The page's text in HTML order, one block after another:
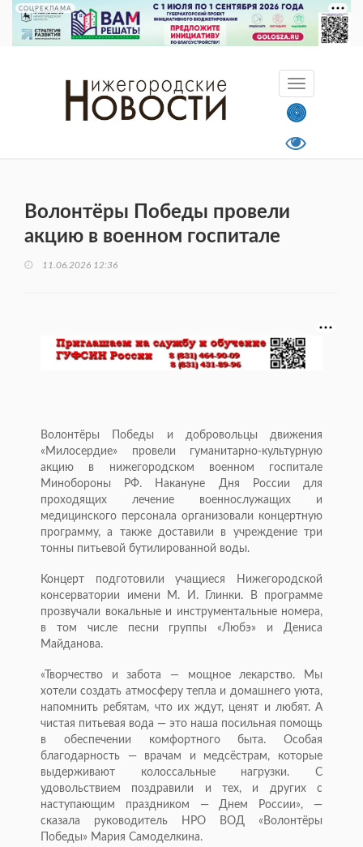
СОЦРЕКЛАМА
Волонтёры Победы провели
акцию в военном госпитале
11.06.2026 12:36
Волонтёры Победы и добровольцы движения
«Милосердие» провели гуманитарно-культурную
акцию в нижегородском военном госпитале
Минобороны РФ. Накануне Дня России для
проходящих лечение военнослужащих и
медицинского персонала организовали концертную
программу, а также доставили в учреждение три
тонны питьевой бутилированной воды.
Концерт подготовили учащиеся Нижегородской
консерватории имени М. И. Глинки. В программе
прозвучали вокальные и инструментальные номера,
в том числе песни группы «Любэ» и Дениса
Майданова.
«Творчество и забота — мощное лекарство. Мы
хотели создать атмосферу тепла и домашнего уюта,
напомнить ребятам, что их ждут, ценят и любят. А
чистая питьевая вода — это наша посильная помощь
в обеспечении комфортного быта. Особая
благодарность — врачам и медсёстрам, которые
выдерживают колоссальные нагрузки. С
удовольствием поздравили и тех, и других с
наступающим праздником — Днем России», —
сказала руководитель НРО ВОД «Волонтёры
Победы» Мария Самоделкина.